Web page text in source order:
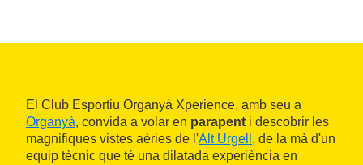
El Club Esportiu Organyà Xperience, amb seu a
Organyà, convida a volar en parapent i descobrir les
magnifiques vistes aèries de l'Alt Urgell , de la mà d'un
equip tècnic que té una dilatada experiència en